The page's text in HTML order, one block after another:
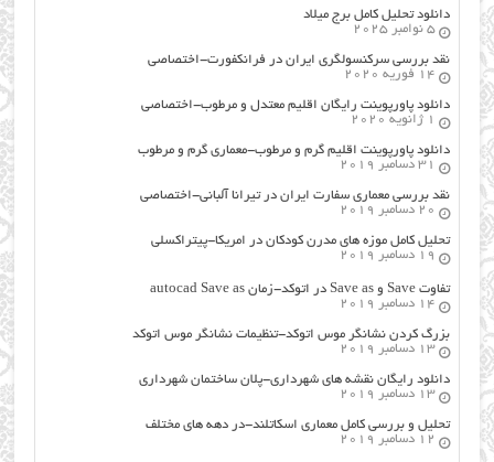
دانلود تحلیل کامل برج میلاد
5 نوامبر 2025
نقد بررسی سرکنسولگری ایران در فرانکفورت-اختصاصی
14 فوریه 2020
دانلود پاورپوینت رایگان اقلیم معتدل و مرطوب-اختصاصی
1 ژانویه 2020
دانلود پاورپوینت اقلیم گرم و مرطوب-معماری گرم و مرطوب
31 دسامبر 2019
نقد بررسی معماری سفارت ایران در تیرانا آلبانی-اختصاصی
20 دسامبر 2019
تحلیل کامل موزه های مدرن کودکان در امریکا-پیتراکسلی
19 دسامبر 2019
تفاوت Save و Save as در اتوکد-زمان autocad Save as
14 دسامبر 2019
بزرگ کردن نشانگر موس اتوکد-تنظیمات نشانگر موس اتوکد
13 دسامبر 2019
دانلود رایگان نقشه های شهرداری-پلان ساختمان شهرداری
13 دسامبر 2019
تحلیل و بررسی کامل معماری اسکاتلند-در دهه های مختلف
12 دسامبر 2019